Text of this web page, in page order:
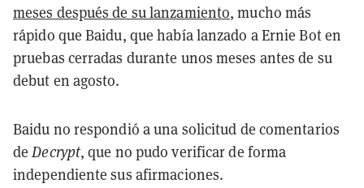
meses después de su lanzamiento, mucho más
rápido que Baidu, que había lanzado a Ernie Bot en
pruebas cerradas durante unos meses antes de su
debut en agosto.
Baidu no respondió a una solicitud de comentarios
deDecrypt, que no pudo verificar de forma
independiente sus afirmaciones.